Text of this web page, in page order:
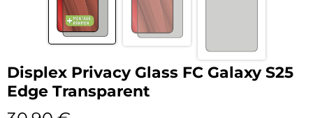
Displex Privacy Glass FC Galaxy S25
Edge Transparent